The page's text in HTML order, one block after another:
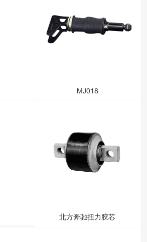
MJ018
北方奔驰扭力胶芯